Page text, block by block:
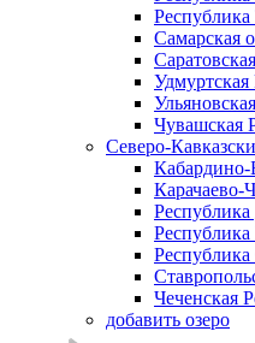
Республика
Самарская
Удмуртская
Чувашская
Северо-
Кабардино-
Карачаево-
Республика
Чеченская
добавить озеро